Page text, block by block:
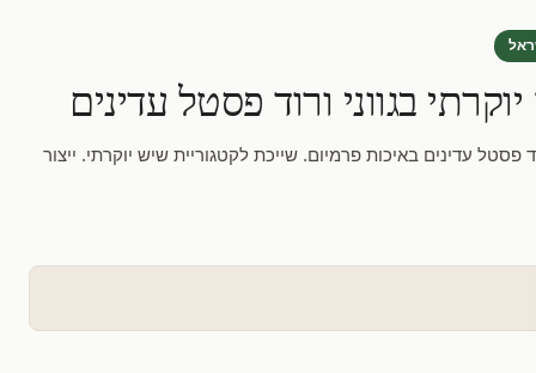
בגווני ורוד פסטל עדינים
פסטל עדינים באיכות פרמיום. שייכת לקטגוריית שיש יוקרתי. ייצור